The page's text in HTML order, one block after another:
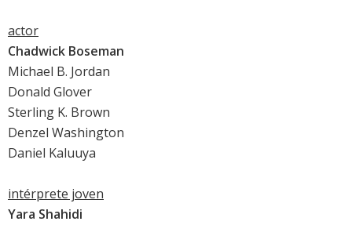
actor
Chadwick Boseman
Michael B. Jordan
Donald Glover
Sterling K. Brown
Denzel Washington
Daniel Kaluuya
intérprete joven
Yara Shahidi